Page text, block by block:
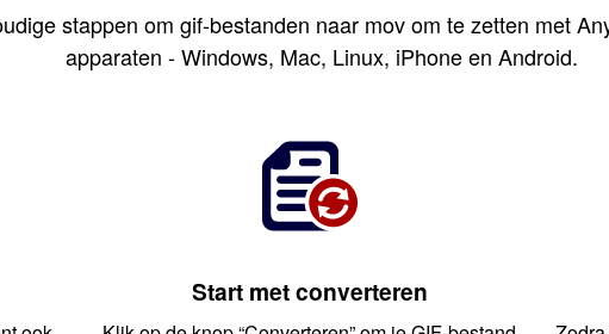
stappen om gif-bestanden naar mov om te zetten met
apparaten - Windows, Mac, Linux, iPhone en Android.
Start met converteren